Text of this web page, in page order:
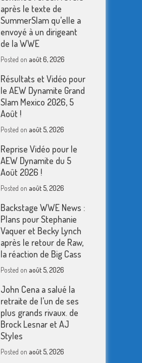
après le texte de
SummerSlam qu’elle a
envoyé à un dirigeant
de la WWE
Posted on août 6, 2026
Résultats et Vidéo pour
le AEW Dynamite Grand
Slam Mexico 2026, 5
Août !
Posted on août 5, 2026
Reprise Vidéo pour le
AEW Dynamite du 5
Août 2026 !
Posted on août 5, 2026
Backstage WWE News :
Plans pour Stephanie
Vaquer et Becky Lynch
après le retour de Raw,
la réaction de Big Cass
Posted on août 5, 2026
John Cena a salué la
retraite de l’un de ses
plus grands rivaux. de
Brock Lesnar et AJ
Styles
Posted on août 5, 2026